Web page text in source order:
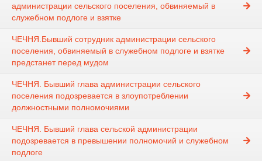
администрации сельского поселения, обвиняемый в
служебном подлоге и взятке
ЧЕЧНЯ.Бывший сотрудник администрации сельского
поселения, обвиняемый в служебном подлоге и взятке
предстанет перед мудом
ЧЕЧНЯ. Бывший глава администрации сельского
поселения подозревается в злоупотреблении
должностными полномочиями
ЧЕЧНЯ. Бывший глава сельской администрации
подозревается в превышении полномочий и служебном
подлоге